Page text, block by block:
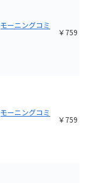
ーニングコミ
￥759
ーニングコミ
￥759